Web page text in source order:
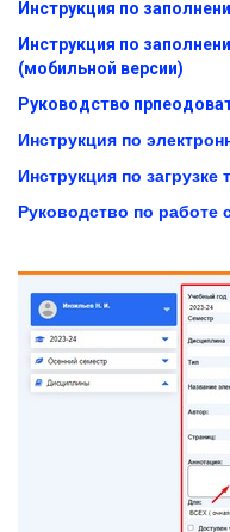
Инструкция по
Инструкция по
(мобильной версии)
Руководство
Инструкция по
Инструкция по
Руководство по работе